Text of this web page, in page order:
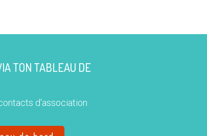
TON TABLEAU DE
d'association